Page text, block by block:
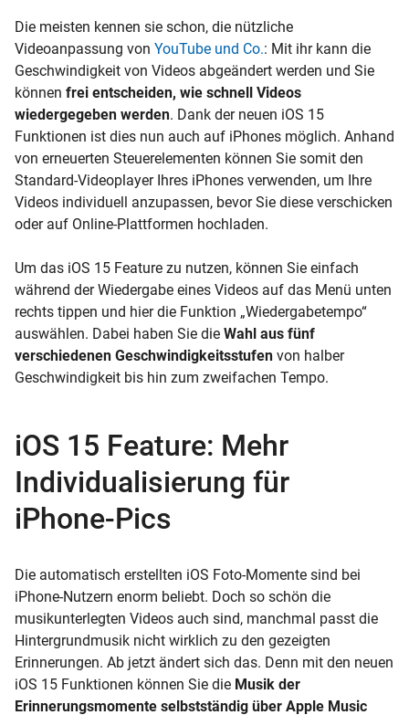
Die meisten kennen sie schon, die nützliche
Videoanpassung von YouTube und Co.: Mit ihr kann die
Geschwindigkeit von Videos abgeändert werden und Sie
können frei entscheiden, wie schnell Videos
wiedergegeben werden. Dank der neuen iOS 15
Funktionen ist dies nun auch auf iPhones möglich. Anhand
von erneuerten Steuerelementen können Sie somit den
Standard-Videoplayer Ihres iPhones verwenden, um Ihre
Videos individuell anzupassen, bevor Sie diese verschicken
oder auf Online-Plattformen hochladen.
Um das iOS 15 Feature zu nutzen, können Sie einfach
während der Wiedergabe eines Videos auf das Menü unten
rechts tippen und hier die Funktion „Wiedergabetempo“
auswählen. Dabei haben Sie die Wahl aus fünf
verschiedenen Geschwindigkeitsstufen von halber
Geschwindigkeit bis hin zum zweifachen Tempo.
iOS 15 Feature: Mehr
Individualisierung für
iPhone-Pics
Die automatisch erstellten iOS Foto-Momente sind bei
iPhone-Nutzern enorm beliebt. Doch so schön die
musikunterlegten Videos auch sind, manchmal passt die
Hintergrundmusik nicht wirklich zu den gezeigten
Erinnerungen. Ab jetzt ändert sich das. Denn mit den neuen
iOS 15 Funktionen können Sie die Musik der
Erinnerungsmomente selbstständig über Apple Music